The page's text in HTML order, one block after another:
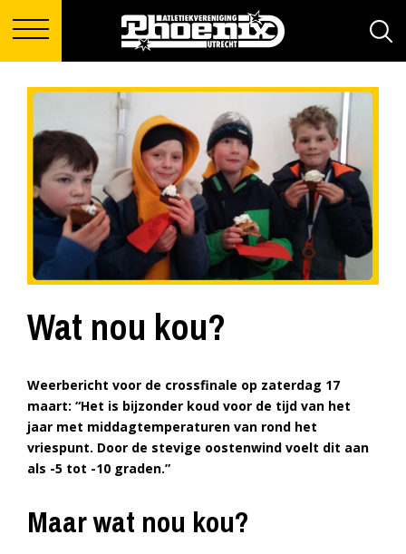
Wat nou kou?
Weerbericht voor de crossfinale op zaterdag 17
maart: “Het is bijzonder koud voor de tijd van het
jaar met middagtemperaturen van rond het
vriespunt. Door de stevige oostenwind voelt dit aan
als -5 tot -10 graden.”
Maar wat nou kou?